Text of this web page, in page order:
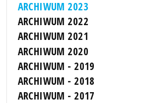
ARCHIWUM 2023
ARCHIWUM 2022
ARCHIWUM 2021
ARCHIWUM 2020
ARCHIWUM - 2019
ARCHIWUM - 2018
ARCHIWUM - 2017